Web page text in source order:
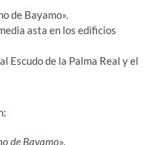
de Bayamo».
asta en los edificios
Escudo de la Palma Real y el
de Bayamo».